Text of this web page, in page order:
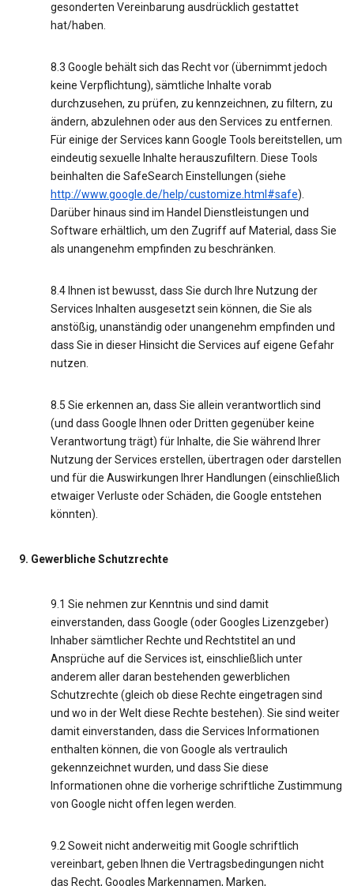
gesonderten Vereinbarung ausdrücklich gestattet
hat/haben.
8.3 Google behält sich das Recht vor (übernimmt jedoch
keine Verpflichtung), sämtliche Inhalte vorab
durchzusehen, zu prüfen, zu kennzeichnen, zu filtern, zu
ändern, abzulehnen oder aus den Services zu entfernen.
Für einige der Services kann Google Tools bereitstellen, um
eindeutig sexuelle Inhalte herauszufiltern. Diese Tools
beinhalten die SafeSearch Einstellungen (siehe
http://www.google.de/help/customize.html#safe).
Darüber hinaus sind im Handel Dienstleistungen und
Software erhältlich, um den Zugriff auf Material, dass Sie
als unangenehm empfinden zu beschränken.
8.4 Ihnen ist bewusst, dass Sie durch Ihre Nutzung der
Services Inhalten ausgesetzt sein können, die Sie als
anstößig, unanständig oder unangenehm empfinden und
dass Sie in dieser Hinsicht die Services auf eigene Gefahr
nutzen.
8.5 Sie erkennen an, dass Sie allein verantwortlich sind
(und dass Google Ihnen oder Dritten gegenüber keine
Verantwortung trägt) für Inhalte, die Sie während Ihrer
Nutzung der Services erstellen, übertragen oder darstellen
und für die Auswirkungen Ihrer Handlungen (einschließlich
etwaiger Verluste oder Schäden, die Google entstehen
könnten).
9. Gewerbliche Schutzrechte
9.1 Sie nehmen zur Kenntnis und sind damit
einverstanden, dass Google (oder Googles Lizenzgeber)
Inhaber sämtlicher Rechte und Rechtstitel an und
Ansprüche auf die Services ist, einschließlich unter
anderem aller daran bestehenden gewerblichen
Schutzrechte (gleich ob diese Rechte eingetragen sind
und wo in der Welt diese Rechte bestehen). Sie sind weiter
damit einverstanden, dass die Services Informationen
enthalten können, die von Google als vertraulich
gekennzeichnet wurden, und dass Sie diese
Informationen ohne die vorherige schriftliche Zustimmung
von Google nicht offen legen werden.
9.2 Soweit nicht anderweitig mit Google schriftlich
vereinbart, geben Ihnen die Vertragsbedingungen nicht
das Recht, Googles Markennamen, Marken,